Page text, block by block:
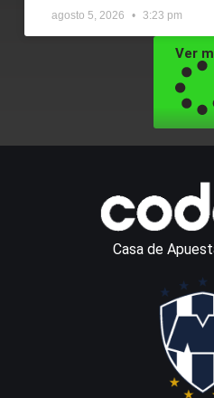
agosto 5, 2026 3:23 pm
Ver
Casa de